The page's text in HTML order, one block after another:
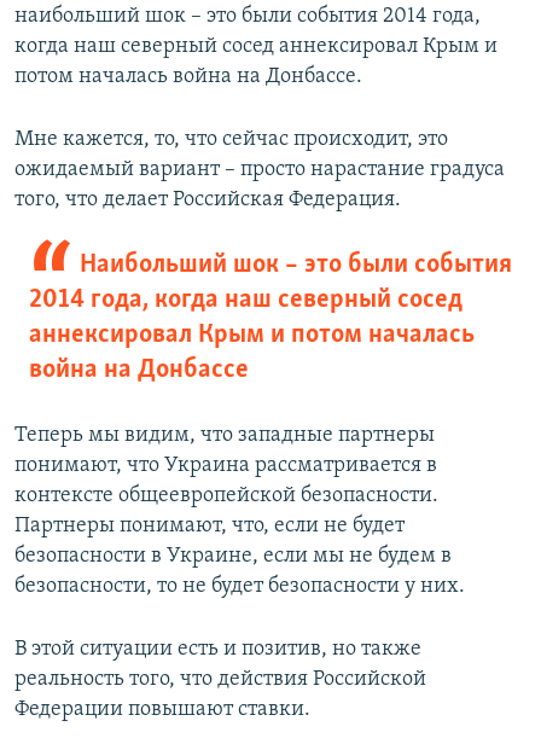
наибольший шок – это были события 2014 года,
когда наш северный сосед аннексировал Крым и
потом началась война на Донбассе.
Мне кажется, то, что сейчас происходит, это
ожидаемый вариант – просто нарастание градуса
того, что делает Российская Федерация.
Наибольший шок – это были события
2014 года, когда наш северный сосед
аннексировал Крым и потом началась
война на Донбассе
Теперь мы видим, что западные партнеры
понимают, что Украина рассматривается в
контексте общеевропейской безопасности.
Партнеры понимают, что, если не будет
безопасности в Украине, если мы не будем в
безопасности, то не будет безопасности у них.
В этой ситуации есть и позитив, но также
реальность того, что действия Российской
Федерации повышают ставки.